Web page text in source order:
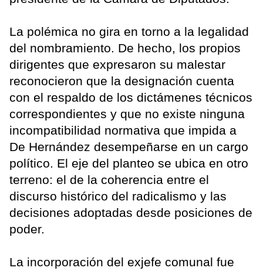
La polémica no gira en torno a la legalidad
del nombramiento. De hecho, los propios
dirigentes que expresaron su malestar
reconocieron que la designación cuenta
con el respaldo de los dictámenes técnicos
correspondientes y que no existe ninguna
incompatibilidad normativa que impida a
De Hernández desempeñarse en un cargo
político. El eje del planteo se ubica en otro
terreno: el de la coherencia entre el
discurso histórico del radicalismo y las
decisiones adoptadas desde posiciones de
poder.
La incorporación del exjefe comunal fue